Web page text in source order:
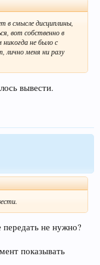
в смысле дисциплины,
вот собственно в
не было с
лично меня ни разу
вывести.
передать не нужно?
показывать